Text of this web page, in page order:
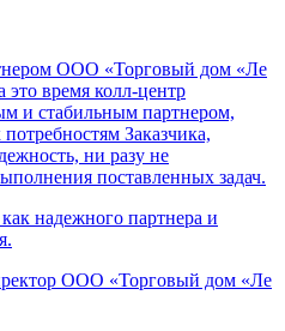
ООО «Торговый дом «Ле
это время колл-центр
и стабильным партнером,
Заказчика,
ни разу не
поставленных задач.
надежного партнера и
ООО «Торговый дом «Ле